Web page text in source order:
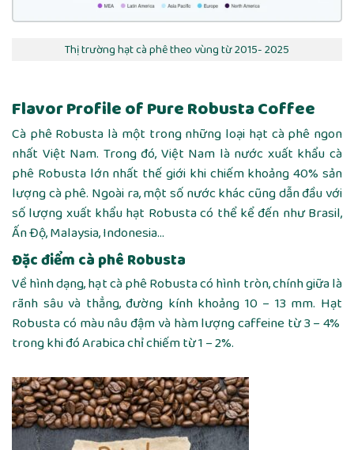
Thị trường hạt cà phê theo vùng từ 2015- 2025
Flavor Profile of Pure Robusta Coffee
Cà phê Robusta là một trong những loại hạt cà phê ngon
nhất Việt Nam. Trong đó, Việt Nam là nước xuất khẩu cà
phê Robusta lớn nhất thế giới khi chiếm khoảng 40% sản
lượng cà phê. Ngoài ra, một số nước khác cũng dẫn đầu với
số lượng xuất khẩu hạt Robusta có thể kể đến như Brasil,
Ấn Độ, Malaysia, Indonesia…
Đặc điểm cà phê Robusta
Về hình dạng, hạt cà phê Robusta có hình tròn, chính giữa là
rãnh sâu và thẳng, đường kính khoảng 10 – 13 mm. Hạt
Robusta có màu nâu đậm và hàm lượng caffeine từ 3 – 4%
trong khi đó Arabica chỉ chiếm từ 1 – 2%.